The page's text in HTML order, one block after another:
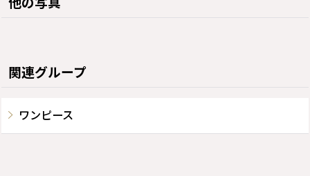
他の写真
関連グループ
ワンピース